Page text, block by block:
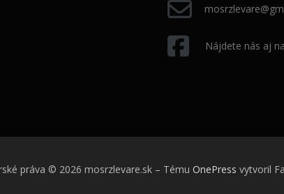
Nájdete nás aj
práva © 2026 mosrzlevare.sk – Tému OnePress vytvoril